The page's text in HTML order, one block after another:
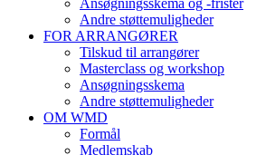
Ansøgningsskema og -frister
Andre støttemuligheder
FOR ARRANGØRER
Tilskud til arrangører
Masterclass og workshop
Ansøgningsskema
Andre støttemuligheder
OM WMD
Formål
Medlemskab